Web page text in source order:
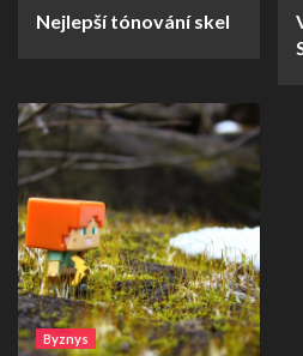
Nejlepší tónování skel
Byznys